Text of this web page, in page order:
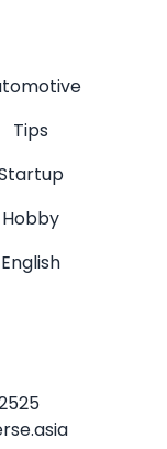
Tips
Hobby
English